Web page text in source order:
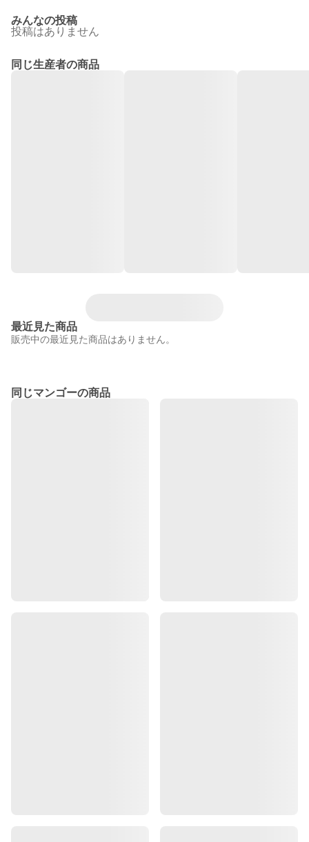
みんなの投稿
投稿はありません
同じ生産者の商品
最近見た商品
販売中の最近見た商品はありません。
同じマンゴーの商品